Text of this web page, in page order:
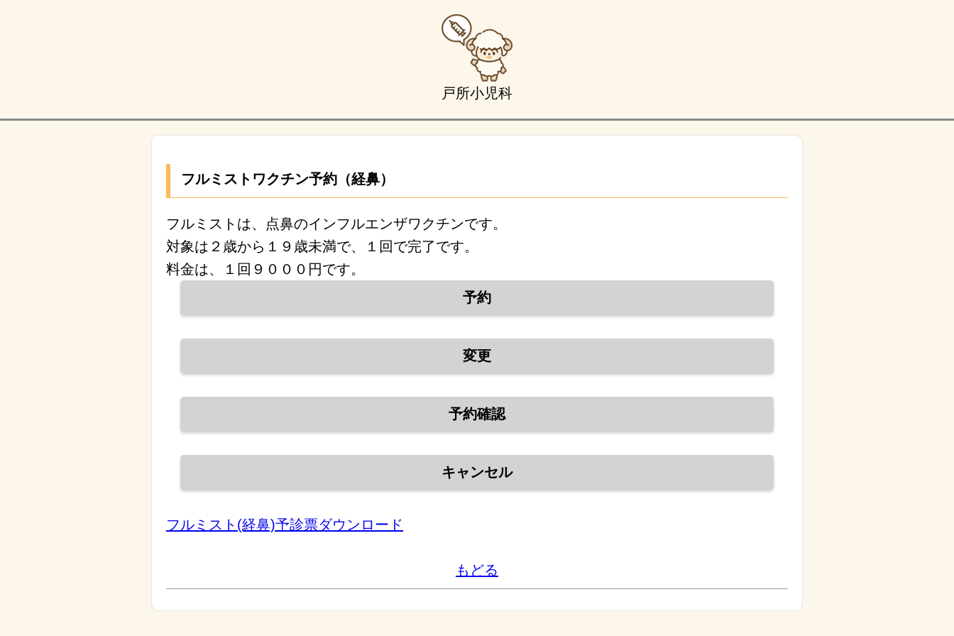
戸所小児科
フルミストワクチン予約（経鼻）
フルミストは、点鼻のインフルエンザワクチンです。
対象は２歳から１９歳未満で、１回で完了です。
料金は、１回９０００円です。
予約
変更
予約確認
キャンセル
フルミスト(経鼻)予診票ダウンロード
もどる